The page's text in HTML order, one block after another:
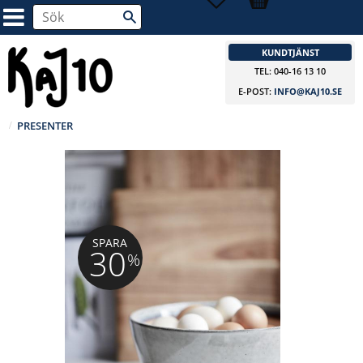
KUNDTJÄNST
TEL: 040-16 13 10
E-POST: INFO@KAJ10.SE
PRESENTER
SPARA
30%